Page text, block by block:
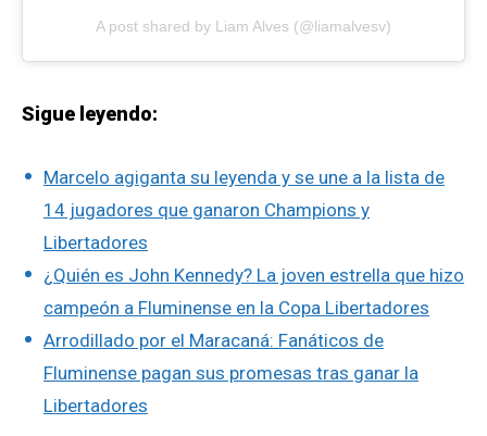
A post shared by Liam Alves (@liamalvesv)
Sigue leyendo:
Marcelo agiganta su leyenda y se une a la lista de
14 jugadores que ganaron Champions y
Libertadores
¿Quién es John Kennedy? La joven estrella que hizo
campeón a Fluminense en la Copa Libertadores
Arrodillado por el Maracaná: Fanáticos de
Fluminense pagan sus promesas tras ganar la
Libertadores